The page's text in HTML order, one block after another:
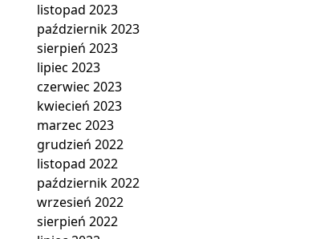
listopad 2023
październik 2023
sierpień 2023
lipiec 2023
czerwiec 2023
kwiecień 2023
marzec 2023
grudzień 2022
listopad 2022
październik 2022
wrzesień 2022
sierpień 2022